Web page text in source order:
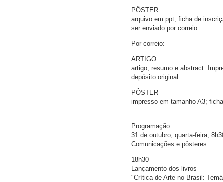
PÔSTER
arquivo em ppt; ficha de
ser enviado por correio.
Por correio:
ARTIGO
artigo, resumo e abstract.
depósito original
PÔSTER
impresso em tamanho A3;
Programação:
31 de outubro, quarta-feira,
Comunicações e pôsteres
18h30
Lançamento dos livros
"Crítica de Arte no Brasil: